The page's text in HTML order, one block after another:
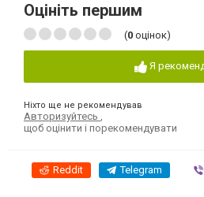
Оцініть першим
(0 оцінок)
Я
Ніхто ще не рекомендував
Авторизуйтесь
щоб оцінити і порекомендувати
Reddit Telegram